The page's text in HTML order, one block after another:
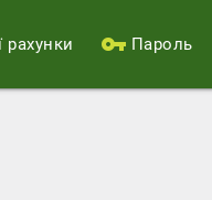
рахунки Пароль